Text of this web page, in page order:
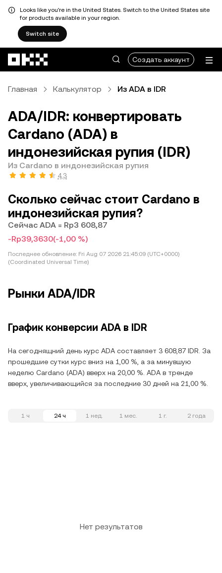
Looks like you're in the United States. Switch to the United States site
for products available in your region.
Switch site
Создать аккаунт
Главная Калькулятор Из ADA в IDR
ADA/IDR: конвертировать
Cardano (ADA) в
индонезийская рупия (IDR)
Из Cardano в индонезийская рупия
4,3
Сколько сейчас стоит Cardano в
индонезийская рупия?
Сейчас ADA = Rp3 608,87
-Rp39,3630(-1,00 %)
Последнее обновление: Fri Aug 07 2026 21:45:09 (UTC+0000)
(Coordinated Universal Time)
Рынки ADA/IDR
График конверсии ADA в IDR
На сегоднящний день курс ADA составляет 3 608,87 IDR. За
прошедшие сутки курс вниз на 1,00 %, а за минувшую
неделю Cardano (ADA) вверх на 20,00 %. ADA в тренде
вверх, увеличивающийся за последние 30 дней на 21,00 %.
1 ч 24 ч 1 нед. 1 мес. 1 г. 2 года
Нет результатов